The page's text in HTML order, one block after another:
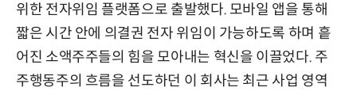
위한 전자위임 플랫폼으로 출발했다. 모바일 앱을 통해
짧은 시간 안에 의결권 전자 위임이 가능하도록 하며 흩
어진 소액주주들의 힘을 모아내는 혁신을 이끌었다. 주
주행동주의 흐름을 선도하던 이 회사는 최근 사업 영역